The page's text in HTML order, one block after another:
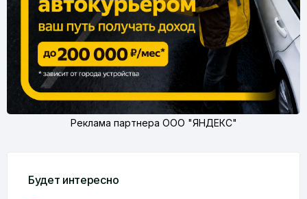
Реклама партнера ООО "ЯНДЕКС"
Будет интересно